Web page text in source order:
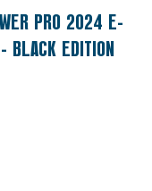
PRO 2024 E-
BLACK EDITION